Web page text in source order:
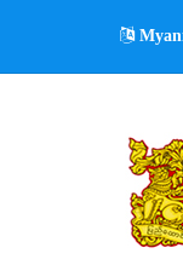
main